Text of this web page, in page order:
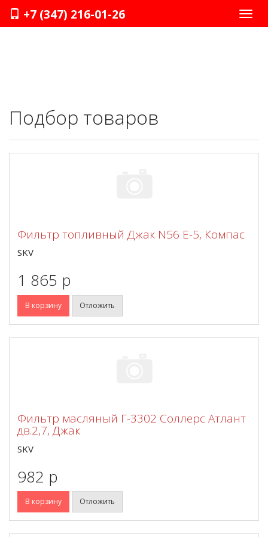
+7 (347) 216-01-26
Подбор товаров
Фильтр топливный Джак N56 Е-5, Компас
SKV
1 865 p
В корзину Отложить
Фильтр масляный Г-3302 Соллерс Атлант
дв.2,7, Джак
SKV
982 p
В корзину Отложить